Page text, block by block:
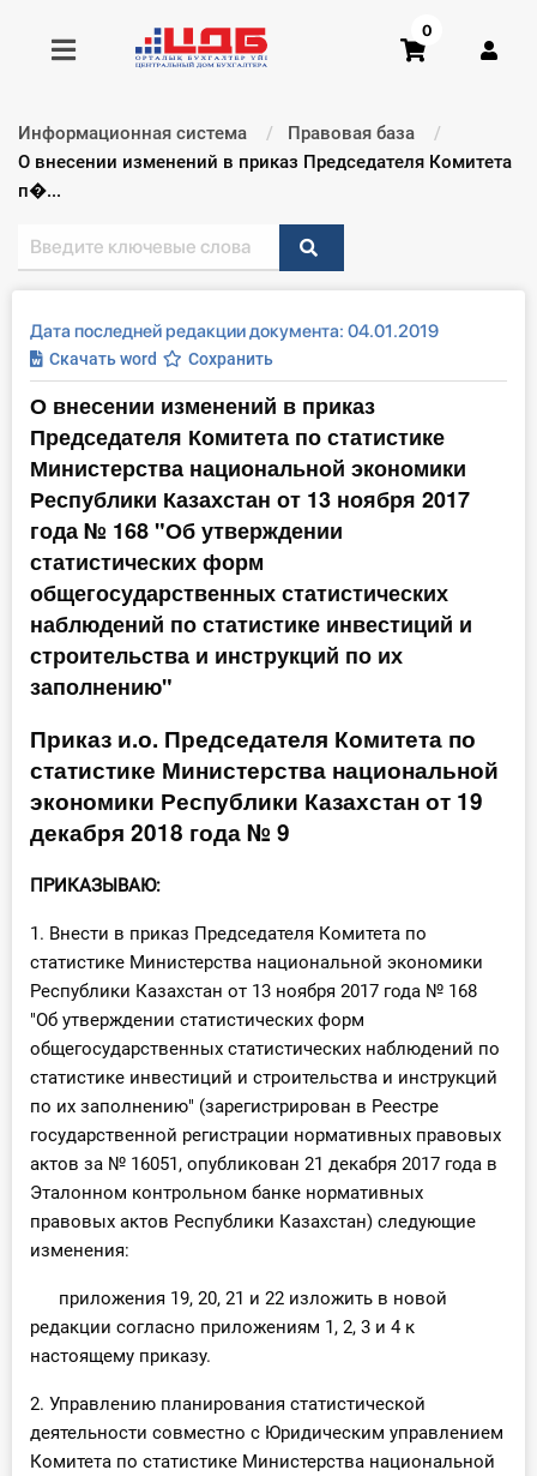
Получить консультацию
Главная ИС
Формы
Консультации
Правовая база
Библиотека бухгалтера
Инструменты
Вебинары
Справочник бухгалтера
Участник ВЭД
Практика ИП
Юридический помощник
Обучение
Тарифы
Тестирование для
0
Информационная система
Правовая база
Текущий:
О внесении изменений в приказ Председателя Комитета
п�...
Дата последней редакции документа: 04.01.2019
Скачать word Сохранить
О внесении изменений в приказ
Председателя Комитета по статистике
Министерства национальной экономики
Республики Казахстан от 13 ноября 2017
года № 168 "Об утверждении
статистических форм
общегосударственных статистических
наблюдений по статистике инвестиций и
строительства и инструкций по их
заполнению"
Приказ и.о. Председателя Комитета по
статистике Министерства национальной
экономики Республики Казахстан от 19
декабря 2018 года № 9
ПРИКАЗЫВАЮ:
1. Внести в приказ Председателя Комитета по
статистике Министерства национальной экономики
Республики Казахстан от 13 ноября 2017 года № 168
"Об утверждении статистических форм
общегосударственных статистических наблюдений по
статистике инвестиций и строительства и инструкций
по их заполнению" (зарегистрирован в Реестре
государственной регистрации нормативных правовых
актов за № 16051, опубликован 21 декабря 2017 года в
Эталонном контрольном банке нормативных
правовых актов Республики Казахстан) следующие
изменения:
приложения 19, 20, 21 и 22 изложить в новой
редакции согласно приложениям 1, 2, 3 и 4 к
настоящему приказу.
2. Управлению планирования статистической
деятельности совместно с Юридическим управлением
Комитета по статистике Министерства национальной